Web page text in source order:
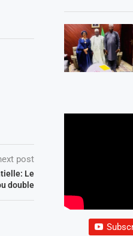
post
Le
double